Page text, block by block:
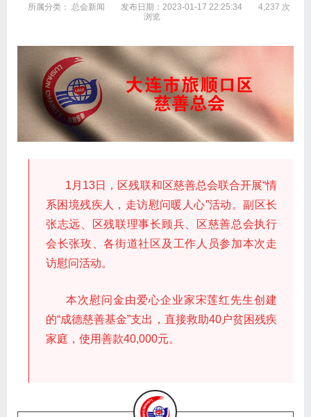
所属分类： 总会新闻 发布日期：2023-01-17 22:25:34
4,237 次
浏览
1月13日，区残联和区慈善总会联合开展“情
系困境残疾人
，走访慰问暖人心”活动。副 区长
张志远、区残联理事长 顾兵 、区慈善总会执行
会长张玫、各街道社 区 及工作人员参加本次走
访慰问活动。
本次慰问金由爱心企业家宋莲红先生创建
的“成德慈善基金”支出 ，直接救助40户贫困残疾
家庭， 使用善款40,000元。